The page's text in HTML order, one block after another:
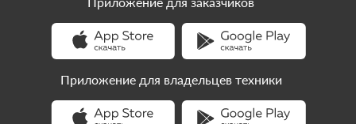
Приложение для владельцев техники